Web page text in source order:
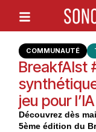
COMMUNAUTÉ
BreakfAIst
jeu pour
Découvrez dès
5ème édition du